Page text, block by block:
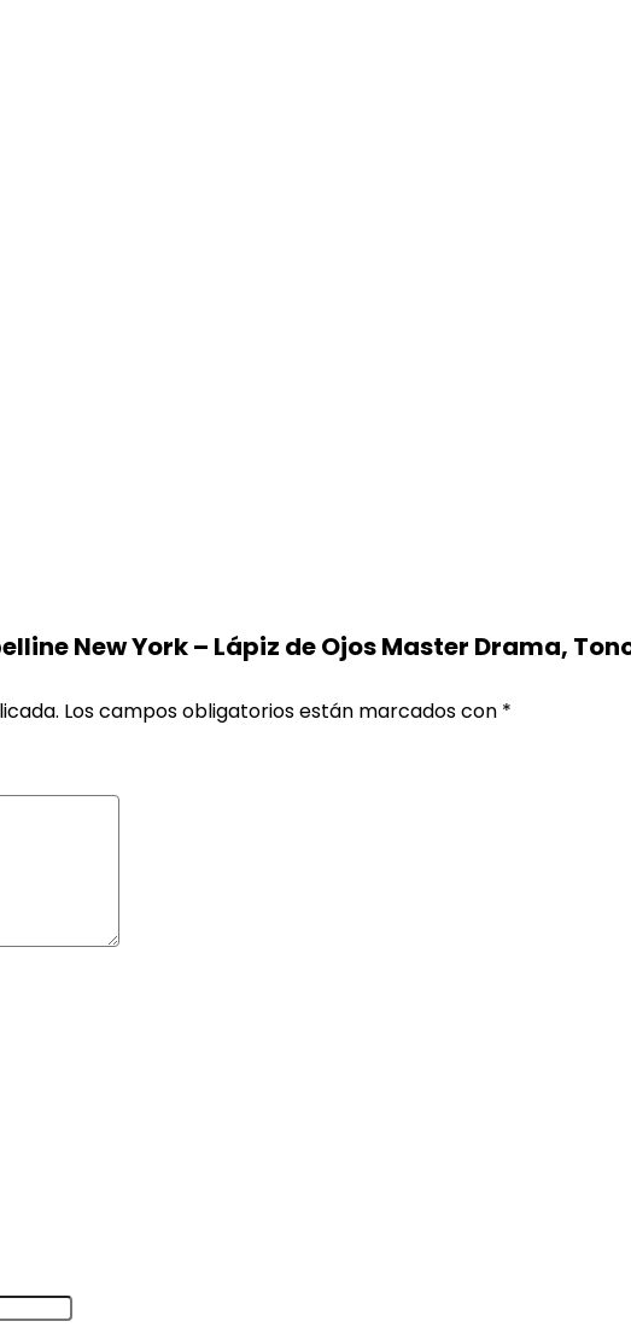
New York – Lápiz de Ojos Master Drama,
Los campos obligatorios están marcados con *